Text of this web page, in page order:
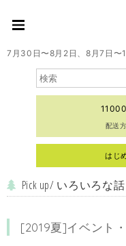
7月30日〜8月2日、8月7日〜
配送
はじ
Pick up/ いろいろな話
[2019夏]イベント